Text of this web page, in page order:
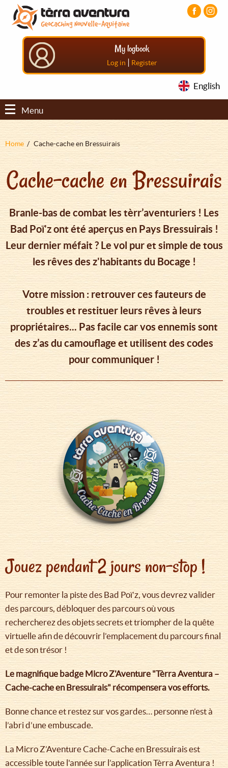
Aller
contenu
principal
Aller
menu
principal
Aller
pied
My logbook
Log in | Register
English
Menu
Fil
Home Cache-cache en Bressuirais
Cache-cache en Bressuirais
Branle-bas de combat les tèrr’aventuriers ! Les
Bad Poï'z ont été aperçus en Pays Bressuirais !
Leur dernier méfait ? Le vol pur et simple de tous
les rêves des z'habitants du Bocage !
Votre mission : retrouver ces fauteurs de
troubles et restituer leurs rêves à leurs
propriétaires... Pas facile car vos ennemis sont
des z’as du camouflage et utilisent des codes
pour communiquer !
Jouez pendant 2 jours non-stop !
Pour remonter la piste des Bad Poï’z, vous devrez valider
des parcours, débloquer des parcours où vous
rechercherez des objets secrets et triompher de la quête
virtuelle afin de découvrir l’emplacement du parcours final
et de son trésor !
Le magnifique badge Micro Z'Aventure "Tèrra Aventura –
Cache-cache en Bressuirais" récompensera vos efforts.
Bonne chance et restez sur vos gardes… personne n’est à
l’abri d’une embuscade.
La Micro Z’Aventure Cache-Cache en Bressuirais est
accessible toute l'année sur l’application Tèrra Aventura !